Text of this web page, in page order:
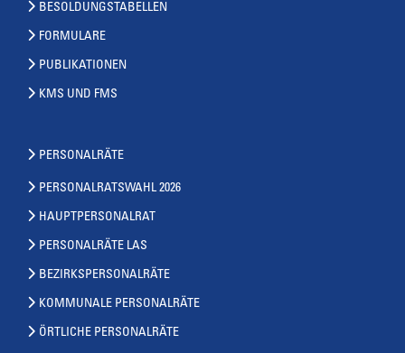
BESOLDUNGSTABELLEN
FORMULARE
PUBLIKATIONEN
KMS UND FMS
PERSONALRÄTE
PERSONALRATSWAHL 2026
HAUPTPERSONALRAT
PERSONALRÄTE LAS
BEZIRKSPERSONALRÄTE
KOMMUNALE PERSONALRÄTE
ÖRTLICHE PERSONALRÄTE